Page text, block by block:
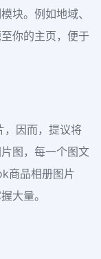
块。例如地域、
你的主页，便于
，因而，提议将
图，每一个图文
商品相册图片
大量。